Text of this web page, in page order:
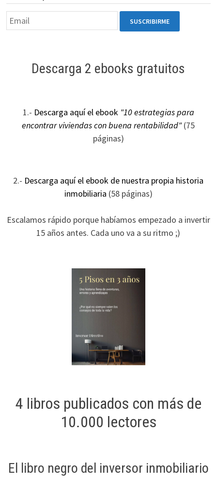
Descarga 2 ebooks gratuitos
1.- Descarga aquí el ebook "10 estrategias para
encontrar viviendas con buena rentabilidad"(75
páginas)
2.- Descarga aquí el ebook de nuestra propia historia
inmobiliaria (58 páginas)
Escalamos rápido porque habíamos empezado a invertir
15 años antes. Cada uno va a su ritmo ;)
4 libros publicados con más de
10.000 lectores
El libro negro del inversor inmobiliario